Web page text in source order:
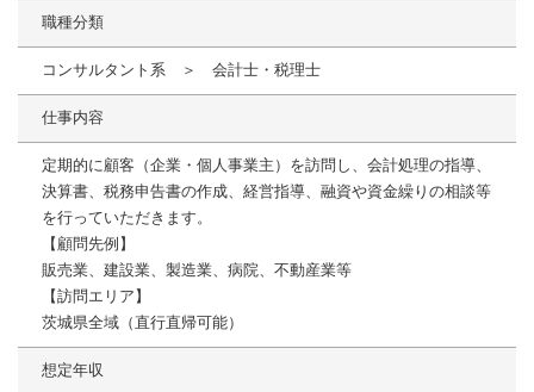
職種分類
コンサルタント系 ＞ 会計士・税理士
仕事内容
定期的に顧客（企業・個人事業主）を訪問し、会計処理の指導、
決算書、税務申告書の作成、経営指導、融資や資金繰りの相談等
を行っていただきます。
【顧問先例】
販売業、建設業、製造業、病院、不動産業等
【訪問エリア】
茨城県全域（直行直帰可能）
想定年収